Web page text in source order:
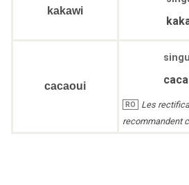
kakawi
cacaoui
RO
Les
recommandent